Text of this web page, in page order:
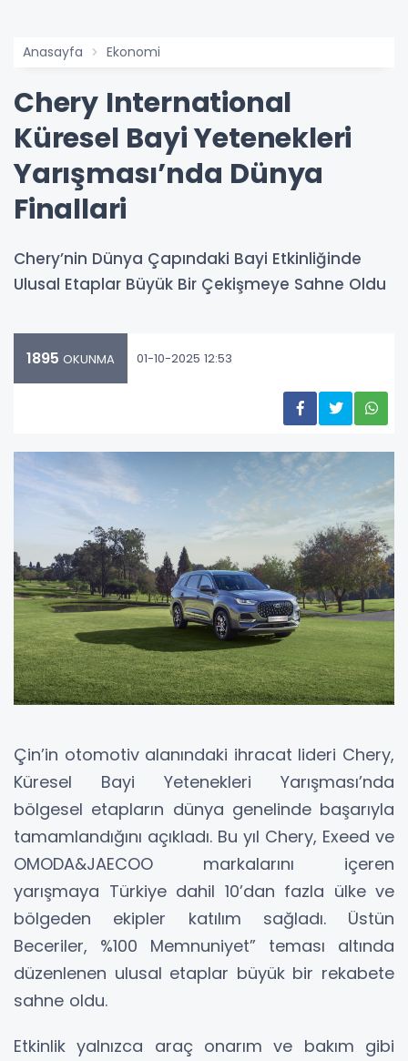
Anasayfa Ekonomi
Chery International
Küresel Bayi Yetenekleri
Yarışması’nda Dünya
Finallari
Chery’nin Dünya Çapındaki Bayi Etkinliğinde
Ulusal Etaplar Büyük Bir Çekişmeye Sahne Oldu
1895 OKUNMA 01-10-2025 12:53
Çin’in otomotiv alanındaki ihracat lideri Chery,
Küresel Bayi Yetenekleri Yarışması’nda
bölgesel etapların dünya genelinde başarıyla
tamamlandığını açıkladı. Bu yıl Chery, Exeed ve
OMODA&JAECOO markalarını içeren
yarışmaya Türkiye dahil 10’dan fazla ülke ve
bölgeden ekipler katılım sağladı. Üstün
Beceriler, %100 Memnuniyet” teması altında
düzenlenen ulusal etaplar büyük bir rekabete
sahne oldu.
Etkinlik yalnızca araç onarım ve bakım gibi